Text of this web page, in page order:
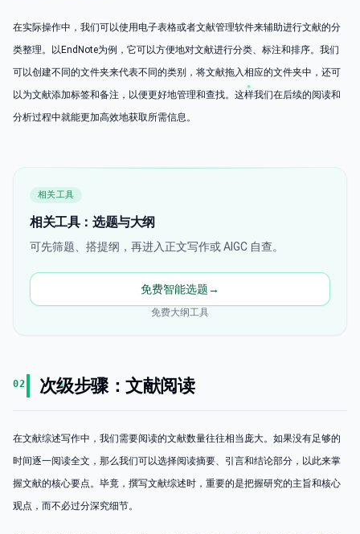
在实际操作中，我们可以使用电子表格或者文献管理软件来辅助进行文献的分
类整理。以EndNote为例，它可以方便地对文献进行分类、标注和排序。我们
可以创建不同的文件夹来代表不同的类别，将文献拖入相应的文件夹中，还可
以为文献添加标签和备注，以便更好地管理和查找。这样我们在后续的阅读和
分析过程中就能更加高效地获取所需信息。
相关工具
相关工具：选题与大纲
可先筛题、搭提纲，再进入正文写作或 AIGC 自查。
免费智能选题→
免费大纲工具
02 次级步骤：文献阅读
在文献综述写作中，我们需要阅读的文献数量往往相当庞大。如果没有足够的
时间逐一阅读全文，那么我们可以选择阅读摘要、引言和结论部分，以此来掌
握文献的核心要点。毕竟，撰写文献综述时，重要的是把握研究的主旨和核心
观点，而不必过分深究细节。